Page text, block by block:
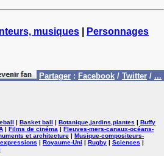
musiques
Personnages
Partager : Facebook / Twitter / ...
| Basket ball | Botanique,jardins,plantes | Buffy
| Films de cinéma | Fleuves-mers-canaux-océans-
et architecture | Musique-compositeurs-
| Royaume-Uni | Rugby | Sciences |